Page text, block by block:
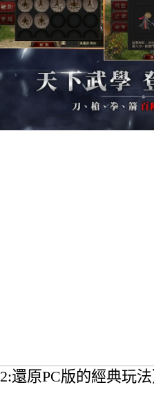
2:還原PC版的經典玩